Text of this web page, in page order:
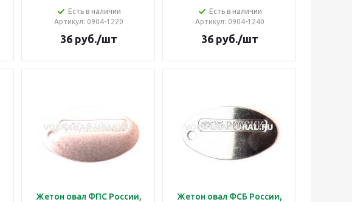
Есть в наличии
Артикул: 0904-1220
36руб./шт
Есть в наличии
Артикул: 0904-1240
36руб./шт
Жетон овал ФПС России,
Жетон овал ФСБ России,